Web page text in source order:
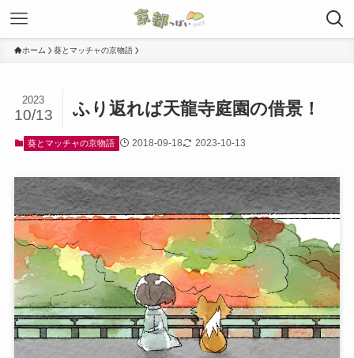
ホーム 葵とマッチャの京物語
ふり返れば天龍寺庭園の借景！
2023
10/13
葵とマッチャの京物語 2018-09-18 2023-10-13